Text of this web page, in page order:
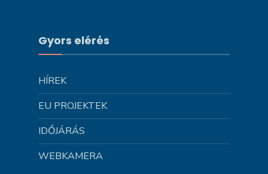
Gyors elérés
HÍREK
EU PROJEKTEK
IDŐJÁRÁS
WEBKAMERA